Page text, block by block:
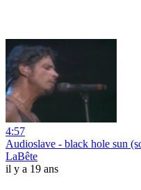
4:57
Audioslave - black hole sun
LaBête
il y a 19 ans